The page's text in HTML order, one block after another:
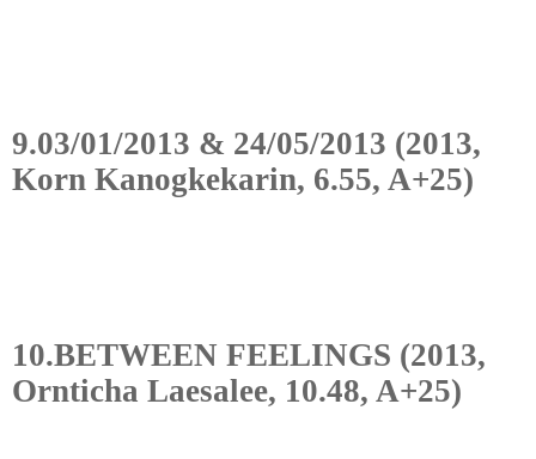
9.03/01/2013 & 24/05/2013 (2013,
Korn Kanogkekarin, 6.55, A+25)
10.BETWEEN FEELINGS (2013,
Ornticha Laesalee, 10.48, A+25)